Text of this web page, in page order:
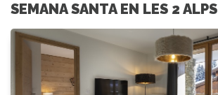
SEMANA SANTA EN LES 2 ALPS